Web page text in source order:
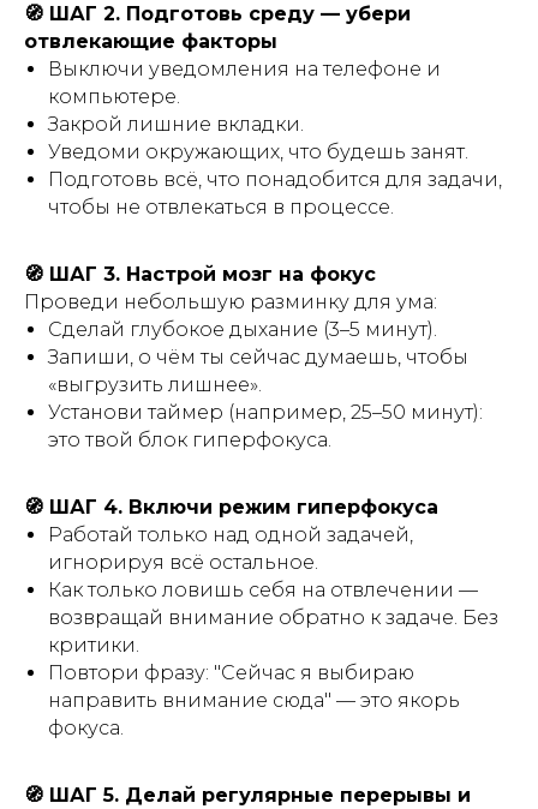
🧭 ШАГ 2. Подготовь среду — убери
отвлекающие факторы
Выключи уведомления на телефоне и
компьютере.
Закрой лишние вкладки.
Уведоми окружающих, что будешь занят.
Подготовь всё, что понадобится для задачи,
чтобы не отвлекаться в процессе.
🧭 ШАГ 3. Настрой мозг на фокус
Проведи небольшую разминку для ума:
Сделай глубокое дыхание (3–5 минут).
Запиши, о чём ты сейчас думаешь, чтобы
«выгрузить лишнее».
Установи таймер (например, 25–50 минут):
это твой блок гиперфокуса.
🧭 ШАГ 4. Включи режим гиперфокуса
Работай только над одной задачей,
игнорируя всё остальное.
Как только ловишь себя на отвлечении —
возвращай внимание обратно к задаче. Без
критики.
Повтори фразу: "Сейчас я выбираю
направить внимание сюда" — это якорь
фокуса.
🧭 ШАГ 5. Делай регулярные перерывы и